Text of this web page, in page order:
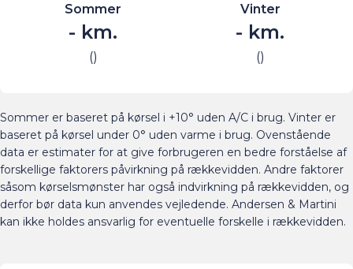
Sommer
- km.
()
Vinter
- km.
()
Sommer er baseret på kørsel i +10° uden A/C i brug. Vinter er
baseret på kørsel under 0° uden varme i brug. Ovenstående
data er estimater for at give forbrugeren en bedre forståelse af
forskellige faktorers påvirkning på rækkevidden. Andre faktorer
såsom kørselsmønster har også indvirkning på rækkevidden, og
derfor bør data kun anvendes vejledende. Andersen & Martini
kan ikke holdes ansvarlig for eventuelle forskelle i rækkevidden.